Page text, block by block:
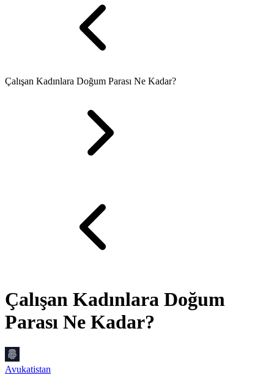
Çalışan Kadınlara Doğum Parası Ne Kadar?
Çalışan Kadınlara Doğum
Parası Ne Kadar?
Avukatistan